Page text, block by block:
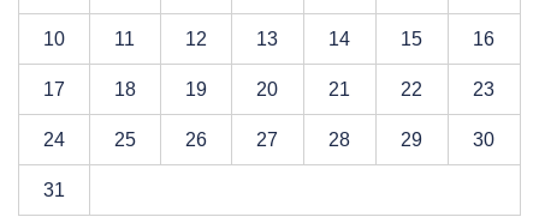
10 11 12 13 14 15 16
17 18 19 20 21 22 23
24 25 26 27 28 29 30
31